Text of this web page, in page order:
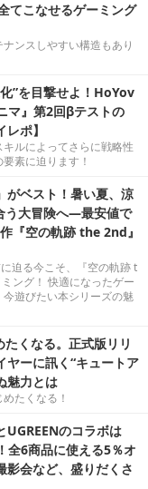
てこなせるゲーミング
ンスしやすい構造もあり
”を目撃せよ！HoYov
マ』第2回βテストの
ポ】
ルによってさらに戦略性
素に迫ります！
がベスト！暑い夏、涼
う大冒険へ―最安値で
『空の軌跡 the 2nd』
迫る今こそ、『空の軌跡 t
ング！ 快適になったゲー
遊びたい本シリーズの魅
くなる。正式版リリ
ヤーに訊く“キュートア
魅力とは
たくなる！
UGREENのコラボは
全6商品に使える5％オ
影会など、盛りだくさ